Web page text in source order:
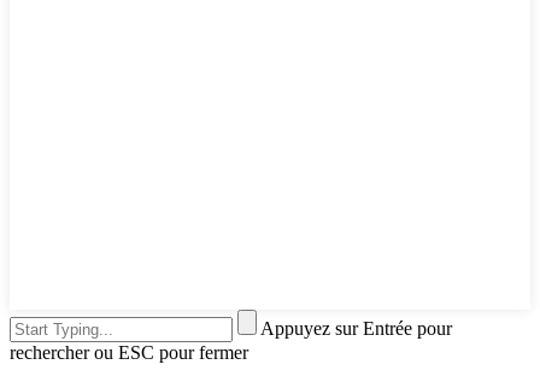
Appuyez sur Entrée pour
rechercher ou ESC pour fermer